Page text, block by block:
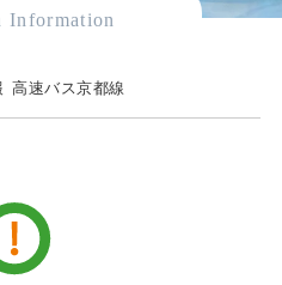
Information
高速バス京都線